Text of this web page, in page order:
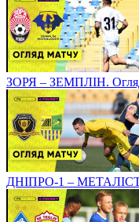
ЗОРЯ – ЗЕМПЛІН. Огляд
ДНІПРО-1 – МЕТАЛІСТ.